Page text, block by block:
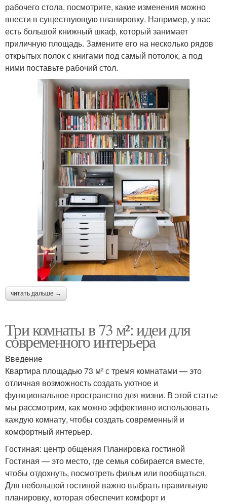
рабочего стола, посмотрите, какие изменения можно
внести в существующую планировку. Например, у вас
есть большой книжный шкаф, который занимает
приличную площадь. Замените его на несколько рядов
открытых полок с книгами под самый потолок, а под
ними поставьте рабочий стол.
читать дальше →
Три комнаты в 73 м²: идеи для
современного интерьера
Введение
Квартира площадью 73 м² с тремя комнатами — это
отличная возможность создать уютное и
функциональное пространство для жизни. В этой статье
мы рассмотрим, как можно эффективно использовать
каждую комнату, чтобы создать современный и
комфортный интерьер.
Гостиная: центр общения Планировка гостиной
Гостиная — это место, где семья собирается вместе,
чтобы отдохнуть, посмотреть фильм или пообщаться.
Для небольшой гостиной важно выбрать правильную
планировку, которая обеспечит комфорт и